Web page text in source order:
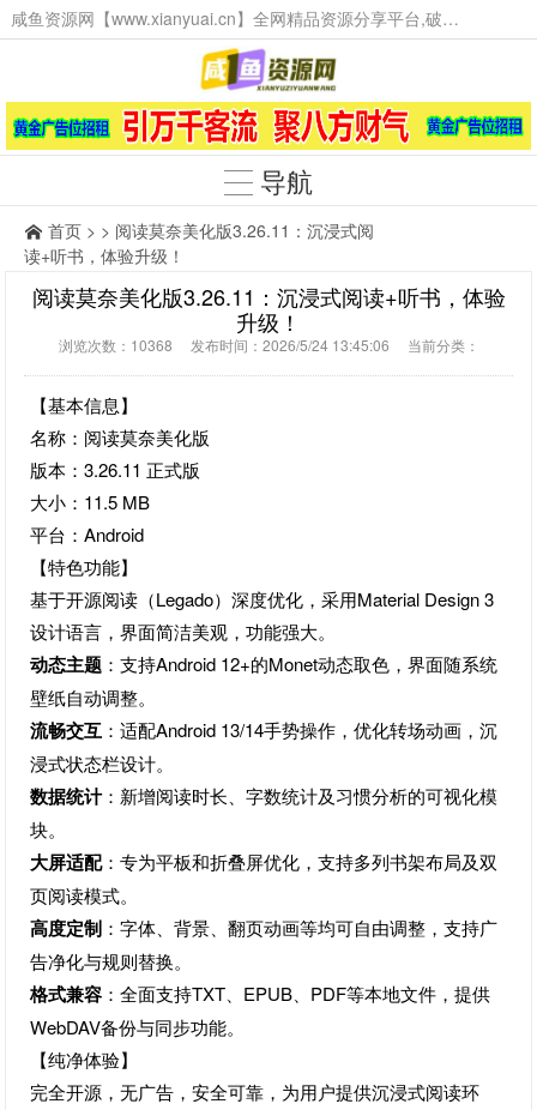
咸鱼资源网【www.xianyuai.cn】全网精品资源分享平台,破解软件,技术源码,火爆项目,工具辅助,这里无所不有。
导航
首页 > > 阅读莫奈美化版3.26.11：沉浸式阅
读+听书，体验升级！
阅读莫奈美化版3.26.11：沉浸式阅读+听书，体验
升级！
浏览次数：10368 发布时间：2026/5/24 13:45:06 当前分类：
【基本信息】
名称：阅读莫奈美化版
版本：3.26.11 正式版
大小：11.5 MB
平台：Android
【特色功能】
基于开源阅读（Legado）深度优化，采用Material Design 3
设计语言，界面简洁美观，功能强大。
动态主题 ‌：支持Android 12+的Monet动态取色，界面随系统
壁纸自动调整。
流畅交互 ‌：适配Android 13/14手势操作，优化转场动画，沉
浸式状态栏设计。
数据统计‌：新增阅读时长、字数统计及习惯分析的可视化模
块。
大屏适配‌：专为平板和折叠屏优化，支持多列书架布局及双
页阅读模式。
高度定制 ‌：字体、背景、翻页动画等均可自由调整，支持广
告净化与规则替换。
格式兼容 ‌：全面支持TXT、EPUB、PDF等本地文件，提供
WebDAV备份与同步功能。
【纯净体验】
完全开源，无广告，安全可靠，为用户提供沉浸式阅读环